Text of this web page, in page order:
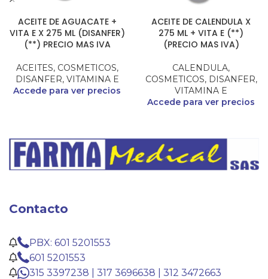
ACEITE DE AGUACATE +
VITA E X 275 ML (DISANFER)
(**) PRECIO MAS IVA
ACEITES, COSMETICOS,
DISANFER, VITAMINA E
Accede para ver precios
ACEITE DE CALENDULA X
275 ML + VITA E (**)
(PRECIO MAS IVA)
CALENDULA,
COSMETICOS, DISANFER,
VITAMINA E
Accede para ver precios
Contacto
PBX: 601 5201553
601 5201553
315 3397238 | 317 3696638 | 312 3472663